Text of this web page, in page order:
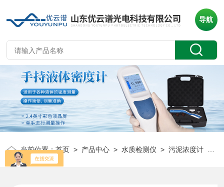
导航
当前位置：首页 > 产品中心 >水质检测仪 >污泥浓度计